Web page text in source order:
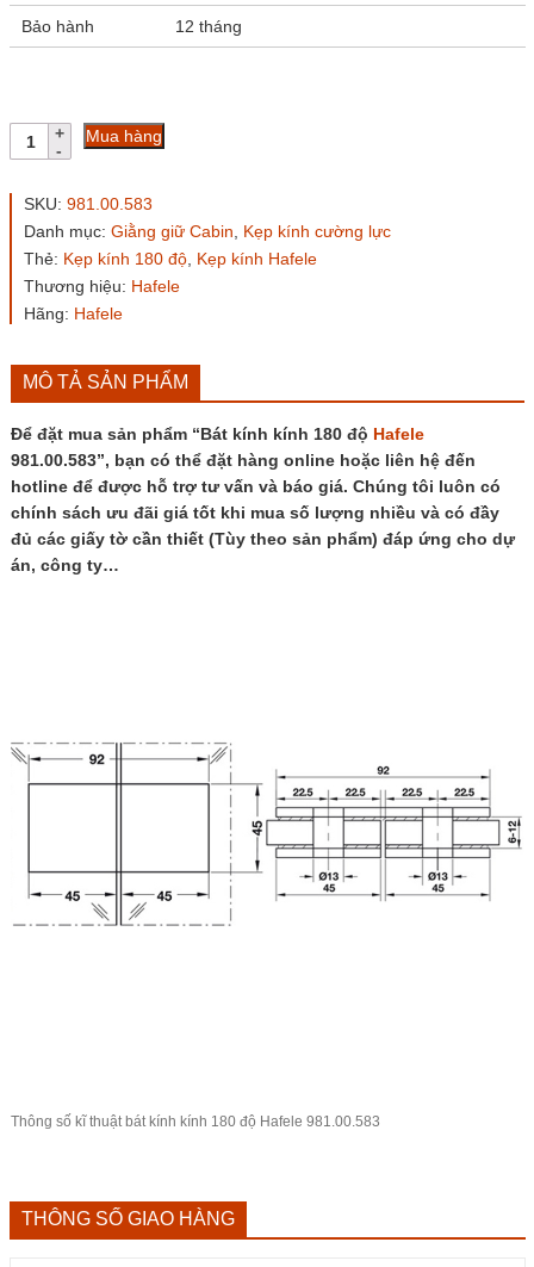
Bảo hành 12 tháng
Bát
kính
180
Hafele
981.00.583
số
lượng
Mua hàng
SKU: 981.00.583
Danh mục: Giằng giữ Cabin
Kẹp kính cường lực
Thẻ: Kẹp kính 180 độ, Kẹp kính Hafele
Thương hiệu: Hafele
Hãng: Hafele
MÔ TẢ SẢN PHẨM
Để đặt mua sản phẩm “Bát kính kính 180 độ Hafele
981.00.583”, bạn có thể đặt hàng online hoặc liên hệ đến
hotline để được hỗ trợ tư vấn và báo giá. Chúng tôi luôn có
chính sách ưu đãi giá tốt khi mua số lượng nhiều và có đầy
đủ các giấy tờ cần thiết (Tùy theo sản phẩm) đáp ứng cho dự
án, công ty…
Thông số kĩ thuật bát kính kính 180 độ Hafele 981.00.583
THÔNG SỐ GIAO HÀNG